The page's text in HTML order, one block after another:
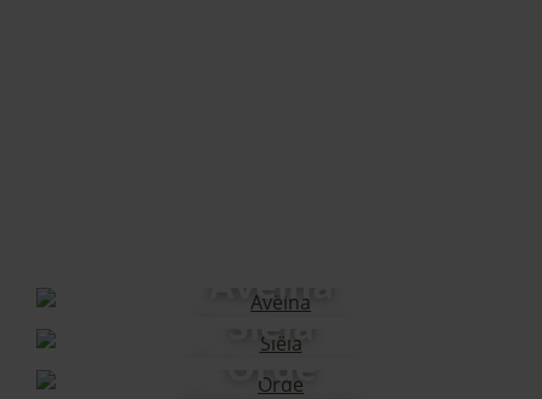
Alle prime luci del mattino, l’ampio balcone vi
regalerà un’ineguagliabile vista
sull’imponente profilo del monte Seceda.
Per rispetto verso le persone che soffrono di
Avëina
Siëla
Orde